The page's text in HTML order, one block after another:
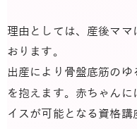
理由としては、 産後ママ
おります。
出産により骨盤底筋の
を抱えま す。赤ちゃんに
イスが可能となる資格講